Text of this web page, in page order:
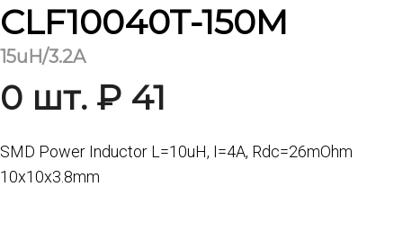
CLF10040T-150M
15uH/3.2A
0 шт. ₽ 41
SMD Power Inductor L=10uH, I=4A, Rdc=26mOhm
10x10x3.8mm